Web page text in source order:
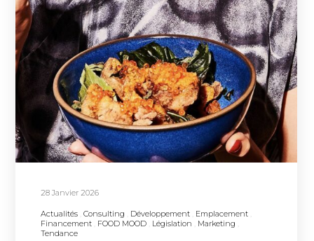
28 Janvier 2026
Actualités Consulting Développement
Emplacement
Financement
FOOD MOOD Législation
Marketing
Tendance